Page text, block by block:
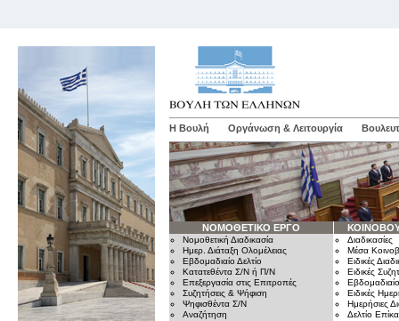
Η Βουλή Οργάνωση & Λειτουργία
ΝΟΜΟΘΕΤΙΚΟ ΕΡΓΟ
Νομοθετική Διαδικασία
Ημερ. Διάταξη Ολομέλειας
Εβδομαδιαίο Δελτίο
Κατατεθέντα Σ/Ν ή Π/Ν
Επεξεργασία στις Επιτροπές
Συζητήσεις & Ψήφιση
Ψηφισθέντα Σ/Ν
Αναζήτηση
Διαδικασίες
Μέσα
Ειδικές
Ειδικές
Εβδομαδιαίο
Ειδικές
Ημερήσιες
Δελτίο